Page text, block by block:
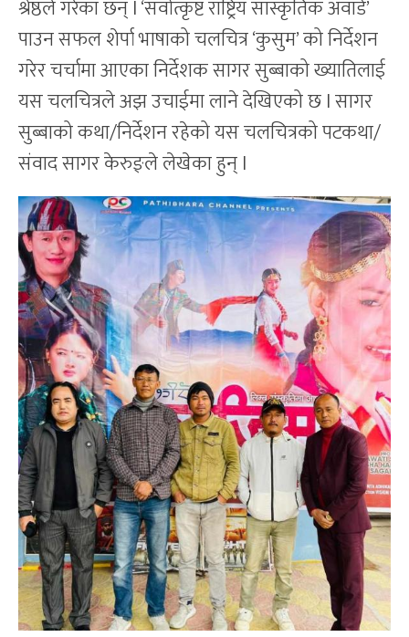
श्रेष्ठले गरेका छन् l ‘सर्वोत्कृष्ट राष्ट्रिय सांस्कृतिक अवार्ड’
पाउन सफल शेर्पा भाषाको चलचित्र ‘कुसुम’ को निर्देशन
गरेर चर्चामा आएका निर्देशक सागर सुब्बाको ख्यातिलाई
यस चलचित्रले अझ उचाईमा लाने देखिएको छ l सागर
सुब्बाको कथा/निर्देशन रहेको यस चलचित्रको पटकथा/
संवाद सागर केरुङ्ले लेखेका हुन् l